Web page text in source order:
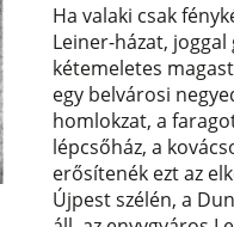
Ha valaki csak
Leiner-házat,
kétemeletes
egy belvárosi
homlokzat, a
lépcsőház, a
erősítenék ezt az
Újpest szélén, a